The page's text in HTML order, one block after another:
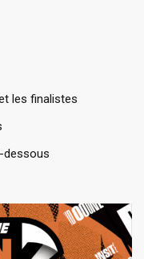
les finalistes
dessous